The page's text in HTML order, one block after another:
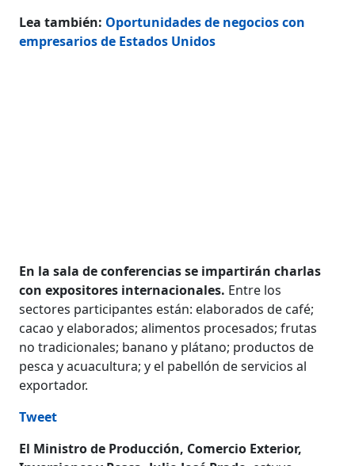
Lea también: Oportunidades de negocios con
empresarios de Estados Unidos
En la sala de conferencias se impartirán charlas
con expositores internacionales. Entre los
sectores participantes están: elaborados de café;
cacao y elaborados; alimentos procesados; frutas
no tradicionales; banano y plátano; productos de
pesca y acuacultura; y el pabellón de servicios al
exportador.
Tweet
El Ministro de Producción, Comercio Exterior,